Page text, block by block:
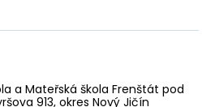
a Mateřská škola Frenštát pod
913, okres Nový Jičín